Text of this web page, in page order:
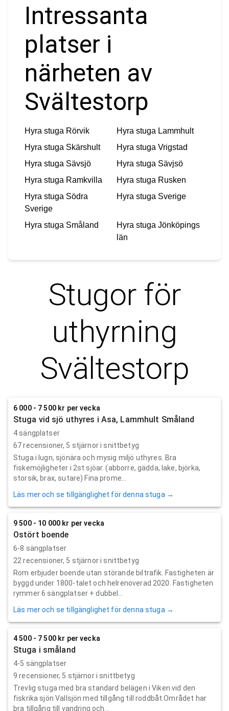
Intressanta
platser i
närheten av
Svältestorp
Hyra stuga Rörvik Hyra stuga Lammhult
Hyra stuga Skärshult Hyra stuga Vrigstad
Hyra stuga Sävsjö Hyra stuga Sävjsö
Hyra stuga Ramkvilla Hyra stuga Rusken
Hyra stuga Södra
Sverige
Hyra stuga Sverige
Hyra stuga Småland Hyra stuga Jönköpings
län
Stugor för
uthyrning
Svältestorp
6 000 - 7 500 kr per vecka
Stuga vid sjö uthyres i Asa, Lammhult Småland
4 sängplatser
67recensioner, 5 stjärnor i snittbetyg
Stuga i lugn, sjönära och mysig miljö uthyres. Bra
fiskemöjligheter i 2st sjöar. (abborre, gädda, lake, björka,
storsik, brax, sutare) Fina prome...
Läs mer och se tillgänglighet för denna stuga →
9 500 - 10 000 kr per vecka
Ostört boende
6-8 sängplatser
22 recensioner, 5 stjärnor i snittbetyg
Rom erbjuder boende utan störande biltrafik. Fastigheten är
byggd under 1800-talet och helrenoverad 2020. Fastigheten
rymmer 6 sängplatser + dubbel...
Läs mer och se tillgänglighet för denna stuga →
4 500 - 7 500 kr per vecka
Stuga i småland
4-5 sängplatser
9 recensioner, 5 stjärnor i snittbetyg
Trevlig stuga med bra standard belägen i Viken vid den
fiskrika sjön Vallsjön med tillgång till roddbåt.Området har
bra tillgång till vandring och...